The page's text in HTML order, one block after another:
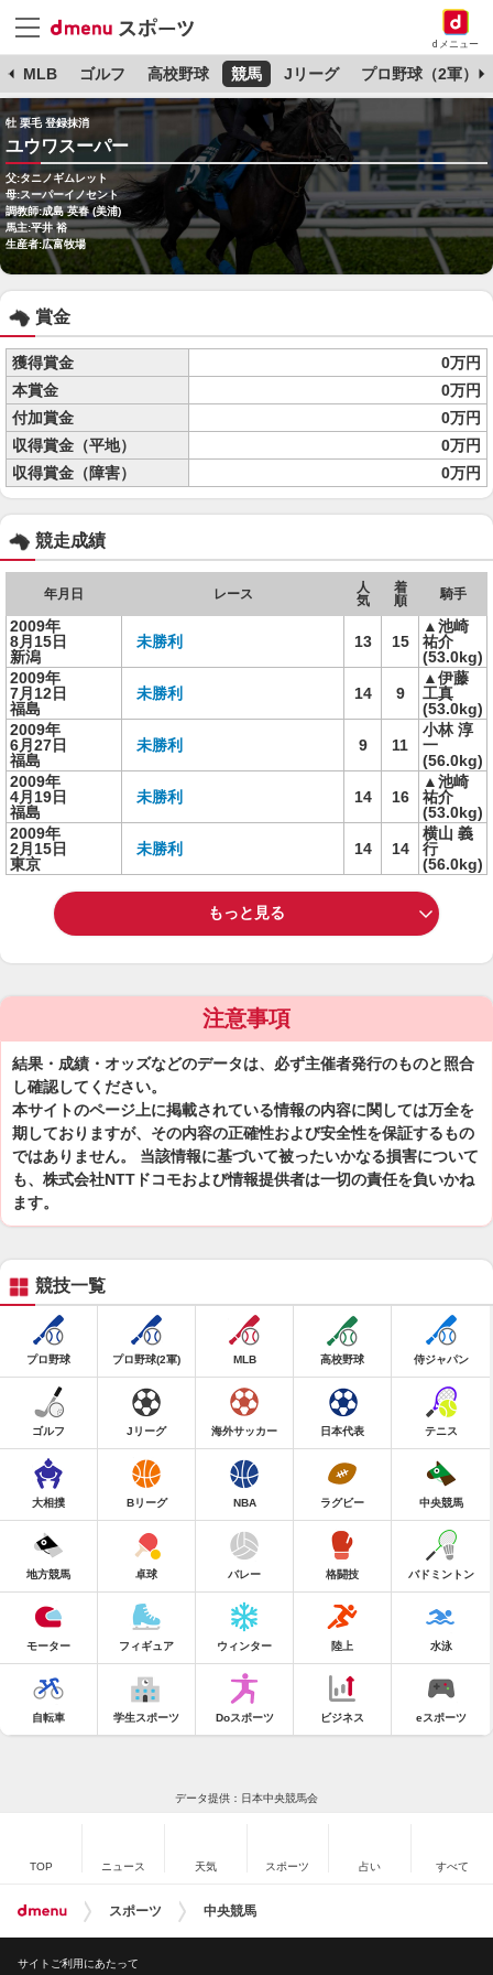
dメニュー
MLB ゴルフ 高校野球 競馬 Jリーグ プロ野球（2軍）
牡 栗毛 登録抹消
ユウワスーパー
父:タニノギムレット
母:スーパーイノセント
調教師:成島 英春 (美浦)
馬主:平井 裕
生産者:広富牧場
賞金
獲得賞金
0万円
本賞金
0万円
付加賞金
0万円
収得賞金（平地）
0万円
収得賞金（障害）
0万円
競走成績
年月日 レース
人
気
着
順
騎手
2009年
8月15日
新潟
未勝利 13 15
▲池崎
祐介
(53.0kg)
2009年
7月12日
福島
未勝利 14 9
▲伊藤
工真
(53.0kg)
2009年
6月27日
福島
未勝利 9 11
小林 淳
一
(56.0kg)
2009年
4月19日
福島
未勝利 14 16
▲池崎
祐介
(53.0kg)
2009年
2月15日
東京
未勝利 14 14
横山 義
行
(56.0kg)
もっと見る
注意事項
結果・成績・オッズなどのデータは、必ず主催者発行のものと照合
し確認してください。
本サイトのページ上に掲載されている情報の内容に関しては万全を
期しておりますが、その内容の正確性および安全性を保証するもの
ではありません。 当該情報に基づいて被ったいかなる損害について
も、株式会社NTTドコモおよび情報提供者は一切の責任を負いかね
ます。
競技一覧
プロ野球 プロ野球(2軍) MLB 高校野球 侍ジャパン
ゴルフ Jリーグ 海外サッカー 日本代表 テニス
大相撲 Bリーグ NBA ラグビー 中央競馬
地方競馬 卓球 バレー 格闘技 バドミントン
モーター フィギュア ウィンター 陸上 水泳
自転車 学生スポーツ Doスポーツ ビジネス eスポーツ
データ提供：日本中央競馬会
TOP ニュース 天気 スポーツ 占い すべて
スポーツ 中央競馬
サイトご利用にあたって